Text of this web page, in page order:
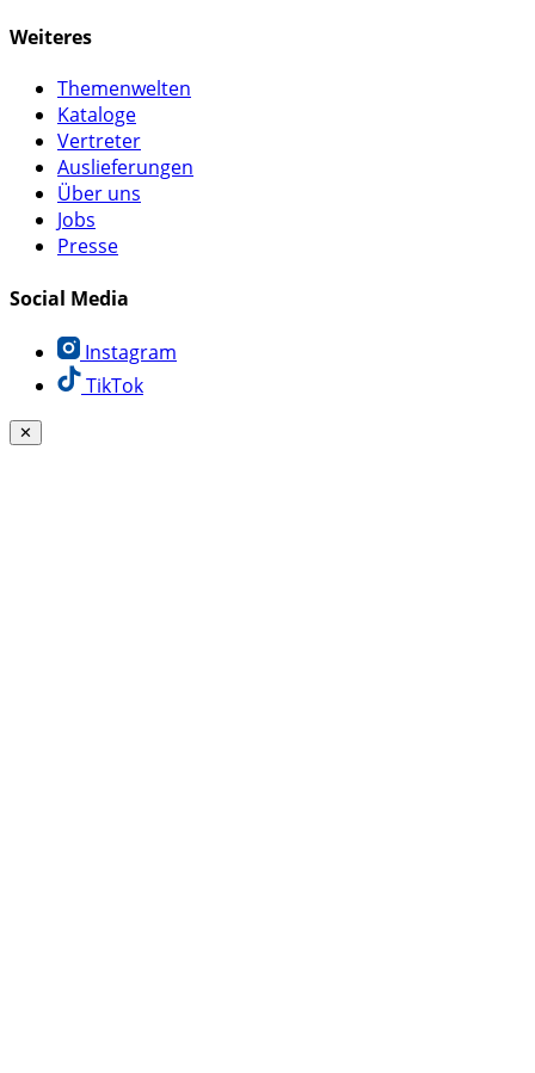
Weiteres
Themenwelten
Kataloge
Vertreter
Auslieferungen
Über uns
Jobs
Presse
Social Media
Instagram
TikTok
✕